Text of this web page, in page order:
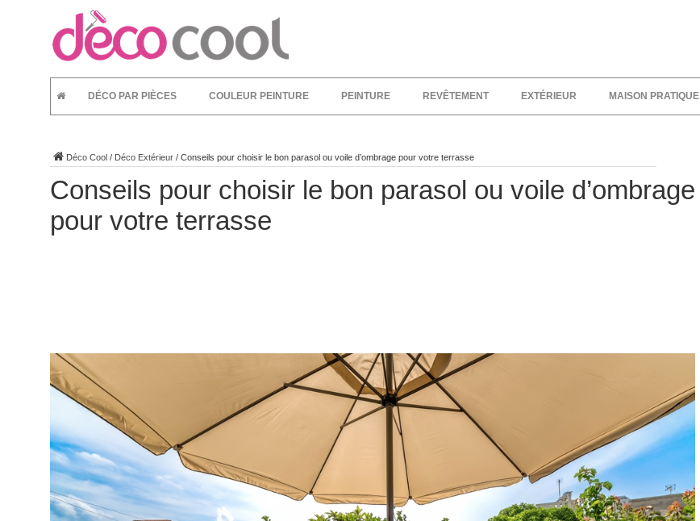
DÉCO PAR PIÈCES COULEUR PEINTURE PEINTURE REVÊTEMENT EXTÉRIEUR MAISON PRATIQUE
Déco Cool / Déco Extérieur / Conseils pour choisir le bon parasol ou voile d’ombrage pour votre terrasse
Conseils pour choisir le bon parasol ou voile d’ombrage
pour votre terrasse